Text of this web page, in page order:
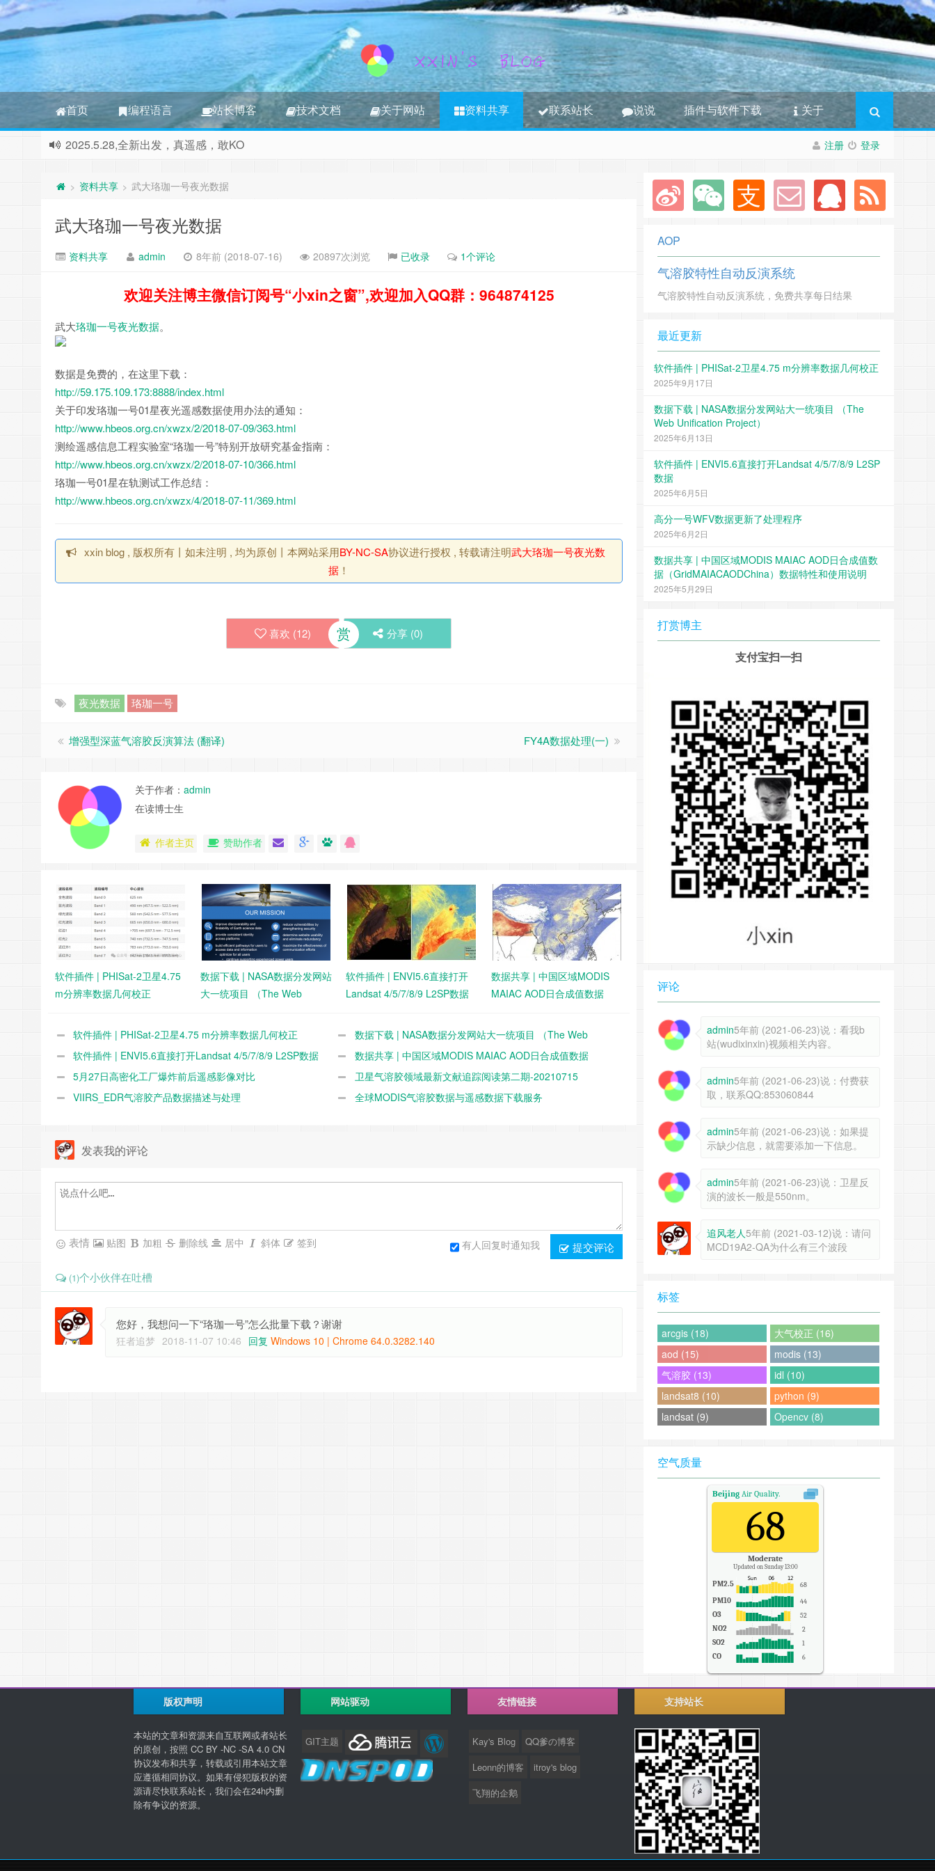
首页 编程语言 站长博客 技术文档 关于网站 资料共享 联系站长 说说 插件与软件下载 关于
注册 登录
2025.5.28,全新出发，真遥感，敢KO
> 资料共享 > 武大珞珈一号夜光数据
武大珞珈一号夜光数据
资料共享 admin 8年前 (2018-07-16) 20897次浏览 已收录 1个评论
欢迎关注博主微信订阅号“小xin之窗”,欢迎加入QQ群：964874125
武大珞珈一号夜光数据。
数据是免费的，在这里下载：
http://59.175.109.173:8888/index.html
关于印发珞珈一号01星夜光遥感数据使用办法的通知：
http://www.hbeos.org.cn/xwzx/2/2018-07-09/363.html
测绘遥感信息工程实验室“珞珈一号”特别开放研究基金指南：
http://www.hbeos.org.cn/xwzx/2/2018-07-10/366.html
珞珈一号01星在轨测试工作总结：
http://www.hbeos.org.cn/xwzx/4/2018-07-11/369.html
xxin blog , 版权所有丨如未注明 , 均为原创丨本网站采用BY-NC-SA协议进行授权 , 转载请注明武大珞珈一号夜光数
据 ！
喜欢 (12) 赏 分享 (0)
夜光数据 珞珈一号
增强型深蓝气溶胶反演算法 (翻译) FY4A数据处理(一)
关于作者： admin
在读博士生
作者主页 赞助作者
软件插件 | PHISat-2卫星4.75
m分辨率数据几何校正
数据下载 | NASA数据分发网站
大一统项目 （The Web
软件插件 | ENVI5.6直接打开
Landsat 4/5/7/8/9 L2SP数据
数据共享 | 中国区域MODIS
MAIAC AOD日合成值数据
据特性和使用说明
软件插件 | PHISat-2卫星4.75 m分辨率数据几何校正
数据下载 | NASA数据分发网站大一统项目 （The Web
Unification Project）
软件插件 | ENVI5.6直接打开Landsat 4/5/7/8/9 L2SP数据
数据共享 | 中国区域MODIS MAIAC AOD日合成值数据
（GridMAIACAODChina）数据特性和使用说明
5月27日高密化工厂爆炸前后遥感影像对比
卫星气溶胶领域最新文献追踪阅读第二期-20210715
VIIRS_EDR气溶胶产品数据描述与处理
全球MODIS气溶胶数据与遥感数据下载服务
发表我的评论
提交评论
有人回复时通知我
表情 贴图 加粗 删除线 居中 斜体 签到
(1)个小伙伴在吐槽
您好，我想问一下“珞珈一号”怎么批量下载？谢谢
狂者追梦 2018-11-07 10:46 回复 Windows 10 | Chrome 64.0.3282.140
AOP
气溶胶特性自动反演系统
气溶胶特性自动反演系统，免费共享每日结果
最近更新
软件插件 | PHISat-2卫星4.75 m分辨率数据几何校正
2025年9月17日
数据下载 | NASA数据分发网站大一统项目 （The
Web Unification Project）
2025年6月13日
软件插件 | ENVI5.6直接打开Landsat 4/5/7/8/9 L2SP
数据
2025年6月5日
高分一号WFV数据更新了处理程序
2025年6月2日
数据共享 | 中国区域MODIS MAIAC AOD日合成值数
据（GridMAIACAODChina）数据特性和使用说明
2025年5月29日
打赏博主
支付宝扫一扫
评论
admin5年前 (2021-06-23)说：看我b
站(wudixinxin)视频相关内容。
admin5年前 (2021-06-23)说：付费获
取，联系QQ:853060844
admin5年前 (2021-06-23)说：如果提
示缺少信息，就需要添加一下信息。
admin5年前 (2021-06-23)说：卫星反
演的波长一般是550nm。
追风老人5年前 (2021-03-12)说：请问
MCD19A2-QA为什么有三个波段
标签
arcgis (18)
大气校正 (16)
aod (15)
modis (13)
气溶胶 (13)
idl (10)
landsat8 (10)
python (9)
landsat (9)
Opencv (8)
空气质量
Beijing Air Quality.
68
Moderate
Updated on Sunday 13:00
PM2.5 68
PM10 44
O3 52
NO2 2
SO2 1
CO 6
版权声明
本站的文章和资源来自互联网或者站长
的原创，按照 CC BY -NC -SA 4.0 CN
协议发布和共享，转载或引用本站文章
应遵循相同协议。如果有侵犯版权的资
源请尽快联系站长，我们会在24h内删
除有争议的资源。
网站驱动
GIT主题
友情链接
Kay's Blog
QQ爹の博客
Leonn的博客
itroy's blog
飞翔的企鹅
支持站长